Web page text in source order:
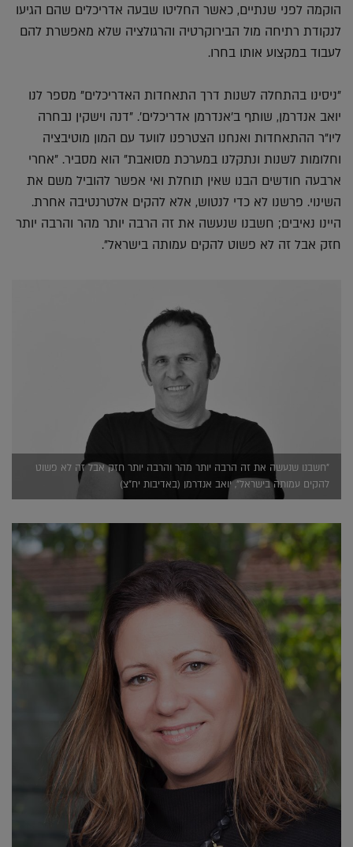
הוקמה לפני שנתיים, כאשר החליטו שבעה אדריכלים שהם הגיעו
לנקודת רתיחה מול הבירוקרטיה והרגולציה שלא מאפשרת להם
לעבוד במקצוע אותו בחרו.
"ניסינו בהתחלה לשנות דרך התאחדות האדריכלים" מספר לנו
יואב אנדרמן, שותף ב'אנדרמן אדריכלים'. "דנה וישקין נבחרה
ליו"ר ההתאחדות ואנחנו הצטרפנו לוועד עם המון מוטיבציה
וחלומות לשנות ונתקלנו במערכת מסואבת" הוא מסביר. "אחרי
ארבעה חודשים הבנו שאין תוחלת ואי אפשר להוביל משם את
השינוי. פרשנו לא כדי לנטוש, אלא להקים אלטרנטיבה אחרת.
היינו נאיבים; חשבנו שנעשה את זה הרבה יותר מהר והרבה יותר
חזק אבל זה לא פשוט להקים עמותה בישראל".
"חשבנו שנעשה את זה הרבה יותר מהר והרבה יותר חזק אבל זה לא פשוט
להקים עמותה בישראל", יואב אנדרמן (באדיבות יח"צ)